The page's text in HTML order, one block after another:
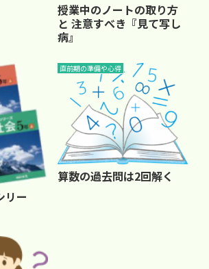
授業中のノートの取り方
と 注意すべき『見て写し
病』
リー
直前期の準備や心得
算数の過去問は2回解く